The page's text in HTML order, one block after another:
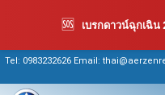
🆘 เบรกดาวน์ฉุกเฉิน
content
Tel: 0983232626 Email: